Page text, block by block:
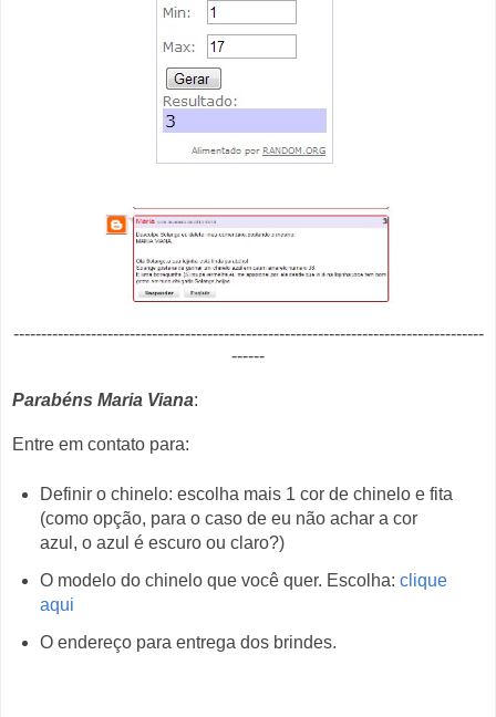
-------------------------------------------------------------------------------------
------
Parabéns Maria Viana:
Entre em contato para:
Definir o chinelo: escolha mais 1 cor de chinelo e fita
(como opção, para o caso de eu não achar a cor
azul, o azul é escuro ou claro?)
O modelo do chinelo que você quer. Escolha: clique
aqui
O endereço para entrega dos brindes.